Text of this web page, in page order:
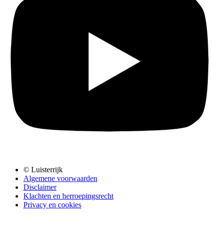
© Luisterrijk
Algemene voorwaarden
Disclaimer
Klachten en herroepingsrecht
Privacy en cookies